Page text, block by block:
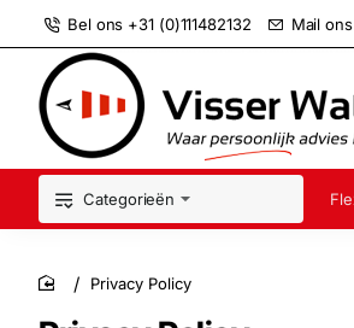
Bel ons +31 (0)111482132 Mail ons
Categorieën
home
Privacy Policy